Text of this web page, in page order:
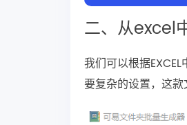
二、从excel
我们可以根据
要复杂的设置，这款